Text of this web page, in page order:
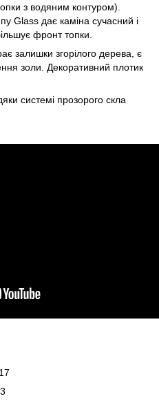
з водяним контуром).
Glass дає каміна сучасний і
фронт топки.
залишки згорілого дерева, є
золи. Декоративний плотик
системі прозорого скла